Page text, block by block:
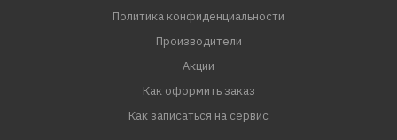
Политика конфиденциальности
Производители
Акции
Как оформить заказ
Как записаться на сервис